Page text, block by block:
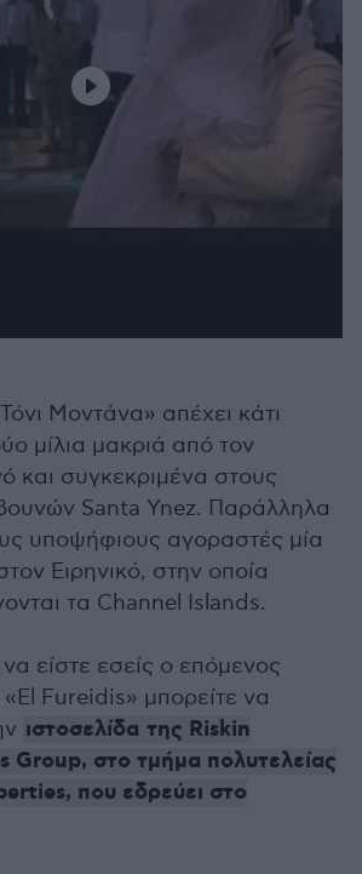
Μοντάνα» απέχει κάτι
μίλια μακριά από τον
και συγκεκριμένα στους
Santa Ynez. Παράλληλα
υποψήφιους αγοραστές μία
Ειρηνικό, στην οποία
τα Channel Islands.
είστε εσείς ο επόμενος
Fureidis» μπορείτε να
ιστοσελίδα της Riskin
Group, στο τμήμα πολυτελείας
που εδρεύει στο